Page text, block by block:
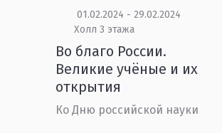
01.02.2024 - 29.02.2024
Холл 3 этажа
Во благо России.
Великие учёные и их
открытия
Ко Дню российской науки